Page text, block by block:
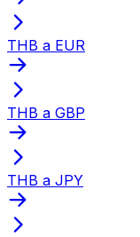
THB a EUR
THB a GBP
THB a JPY